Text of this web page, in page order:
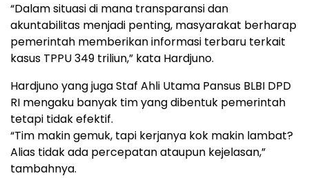
“Dalam situasi di mana transparansi dan
akuntabilitas menjadi penting, masyarakat berharap
pemerintah memberikan informasi terbaru terkait
kasus TPPU 349 triliun,” kata Hardjuno.
Hardjuno yang juga Staf Ahli Utama Pansus BLBI DPD
RI mengaku banyak tim yang dibentuk pemerintah
tetapi tidak efektif.
“Tim makin gemuk, tapi kerjanya kok makin lambat?
Alias tidak ada percepatan ataupun kejelasan,”
tambahnya.